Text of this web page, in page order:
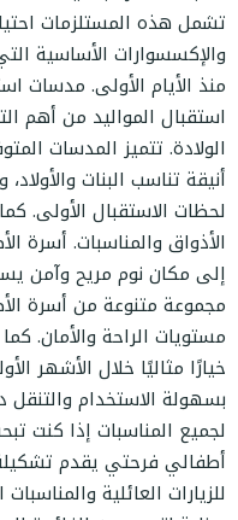
تشمل هذه المستلزمات
والإكسسوارات الأساسية
منذ الأيام الأولى. مدسات
استقبال المواليد من أهم
الولادة. تتميز المدسات
أنيقة تناسب البنات
لحظات الاستقبال الأولى.
الأذواق والمناسبات.
إلى مكان نوم مريح وآمن
مجموعة متنوعة من أسرة
مستويات الراحة والأمان.
خيارًا مثاليًا خلال الأشهر
بسهولة الاستخدام والتنقل
لجميع المناسبات إذا كنت
أطفالي فرحتي يقدم
للزيارات العائلية